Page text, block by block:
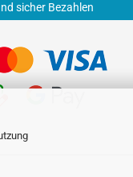
sicher Bezahlen